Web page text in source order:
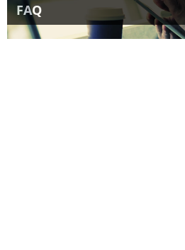
FAQ